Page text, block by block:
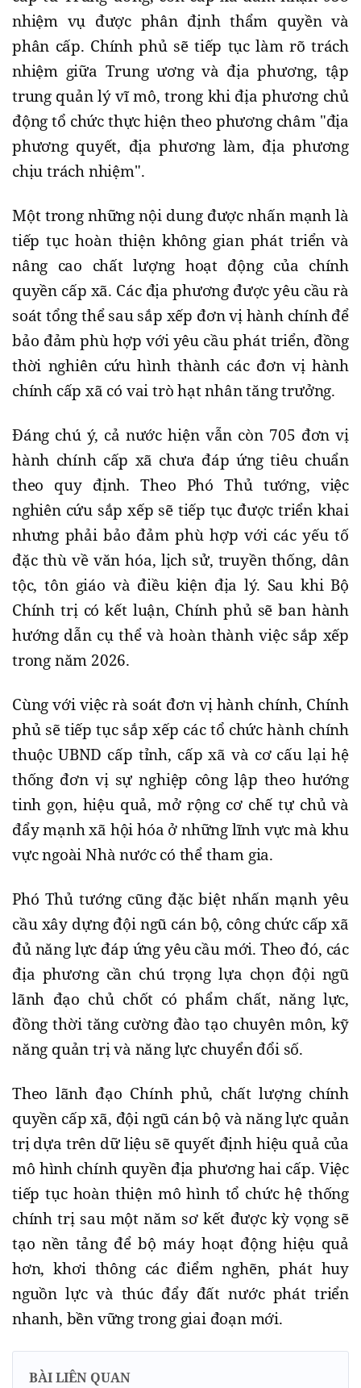
nhiệm vụ được phân định thẩm quyền và
phân cấp. Chính phủ sẽ tiếp tục làm rõ trách
nhiệm giữa Trung ương và địa phương, tập
trung quản lý vĩ mô, trong khi địa phương chủ
động tổ chức thực hiện theo phương châm "địa
phương quyết, địa phương làm, địa phương
chịu trách nhiệm".
Một trong những nội dung được nhấn mạnh là
tiếp tục hoàn thiện không gian phát triển và
nâng cao chất lượng hoạt động của chính
quyền cấp xã. Các địa phương được yêu cầu rà
soát tổng thể sau sắp xếp đơn vị hành chính để
bảo đảm phù hợp với yêu cầu phát triển, đồng
thời nghiên cứu hình thành các đơn vị hành
chính cấp xã có vai trò hạt nhân tăng trưởng.
Đáng chú ý, cả nước hiện vẫn còn 705 đơn vị
hành chính cấp xã chưa đáp ứng tiêu chuẩn
theo quy định. Theo Phó Thủ tướng, việc
nghiên cứu sắp xếp sẽ tiếp tục được triển khai
nhưng phải bảo đảm phù hợp với các yếu tố
đặc thù về văn hóa, lịch sử, truyền thống, dân
tộc, tôn giáo và điều kiện địa lý. Sau khi Bộ
Chính trị có kết luận, Chính phủ sẽ ban hành
hướng dẫn cụ thể và hoàn thành việc sắp xếp
trong năm 2026.
Cùng với việc rà soát đơn vị hành chính, Chính
phủ sẽ tiếp tục sắp xếp các tổ chức hành chính
thuộc UBND cấp tỉnh, cấp xã và cơ cấu lại hệ
thống đơn vị sự nghiệp công lập theo hướng
tinh gọn, hiệu quả, mở rộng cơ chế tự chủ và
đẩy mạnh xã hội hóa ở những lĩnh vực mà khu
vực ngoài Nhà nước có thể tham gia.
Phó Thủ tướng cũng đặc biệt nhấn mạnh yêu
cầu xây dựng đội ngũ cán bộ, công chức cấp xã
đủ năng lực đáp ứng yêu cầu mới. Theo đó, các
địa phương cần chú trọng lựa chọn đội ngũ
lãnh đạo chủ chốt có phẩm chất, năng lực,
đồng thời tăng cường đào tạo chuyên môn, kỹ
năng quản trị và năng lực chuyển đổi số.
Theo lãnh đạo Chính phủ, chất lượng chính
quyền cấp xã, đội ngũ cán bộ và năng lực quản
trị dựa trên dữ liệu sẽ quyết định hiệu quả của
mô hình chính quyền địa phương hai cấp. Việc
tiếp tục hoàn thiện mô hình tổ chức hệ thống
chính trị sau một năm sơ kết được kỳ vọng sẽ
tạo nền tảng để bộ máy hoạt động hiệu quả
hơn, khơi thông các điểm nghẽn, phát huy
nguồn lực và thúc đẩy đất nước phát triển
nhanh, bền vững trong giai đoạn mới.
BÀI LIÊN QUAN